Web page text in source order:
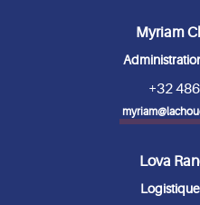
Myriam
+32
Lova